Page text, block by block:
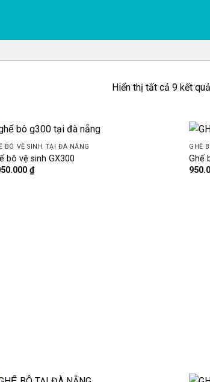
Hiển thị tất cả 9 kết quả
BÔ VỆ SINH TẠI ĐÀ NẴNG
bô vệ sinh GX300
₫
GHẾ
Ghế